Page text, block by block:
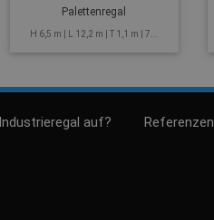
Palettenregal
H 6,5 m | L 12,2 m | T 1,1 m | 7...
auf? Referenzen